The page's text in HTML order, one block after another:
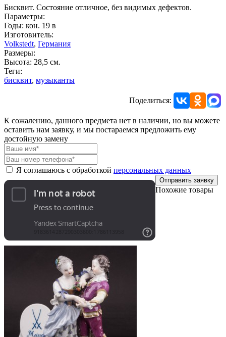
Бисквит. Состояние отличное, без видимых дефектов.
Параметры:
Годы: кон. 19 в
Изготовитель:
Volkstedt, Германия
Размеры:
Высота: 28,5 см.
Теги:
бисквит, музыканты
Поделиться:
К сожалению, данного предмета нет в наличии, но вы можете
оставить нам заявку, и мы постараемся предложить ему
достойную замену
Я соглашаюсь с обработкой персональных данных
Отправить заявку
Похожие товары